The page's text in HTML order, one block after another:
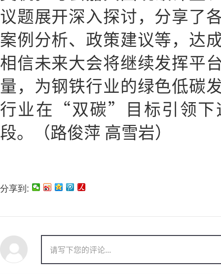
议题展开深入探讨，分享了
案例分析、政策建议等，达
相信未来大会将继续发挥平
量，为钢铁行业的绿色低碳
行业在“双碳”目标引领下
段。（路俊萍 高雪岩）
分享到: